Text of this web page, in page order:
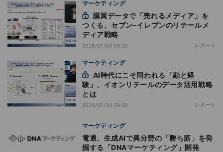
マーケティング
つくる、セブン-イレブンのリテールメ
ディア戦略
2026/07/30 09:00 レポート
マーケティング
験」、イオンリテールのデータ活用戦略
とは
2026/07/30 09:00 レポート
マーケティング
電通、生成AIで異分野の「勝ち筋」を発
掘する「DNAマーケティング」開発